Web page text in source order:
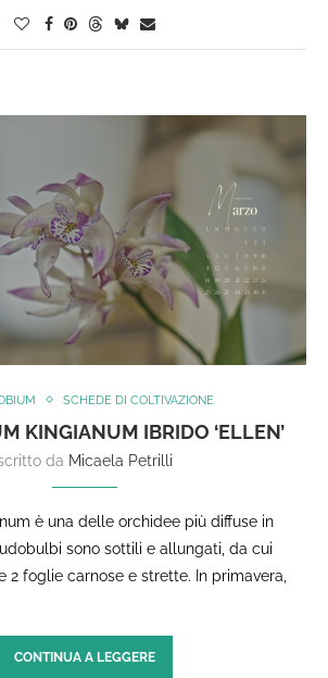
SCHEDE DI COLTIVAZIONE
KINGIANUM IBRIDO ‘ELLEN’
da Micaela Petrilli
è una delle orchidee più diffuse in
sono sottili e allungati, da cui
2 foglie carnose e strette. In primavera,
CONTINUA A LEGGERE